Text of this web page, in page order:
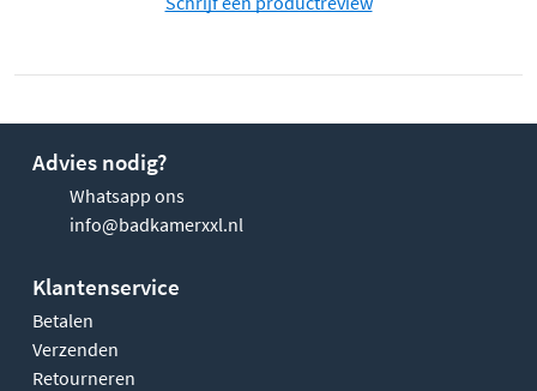
Advies nodig?
Whatsapp ons
info@badkamerxxl.nl
Klantenservice
Betalen
Verzenden
Retourneren